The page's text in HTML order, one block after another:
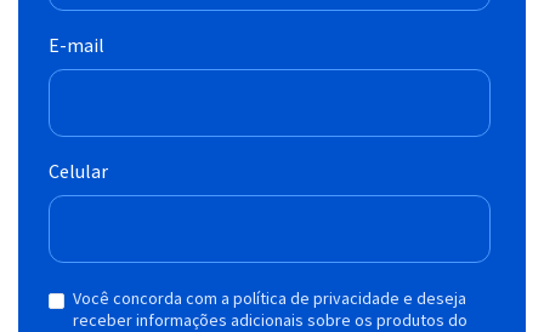
E-mail
Celular
Você concorda com a política de privacidade e deseja
receber informações adicionais sobre os produtos do